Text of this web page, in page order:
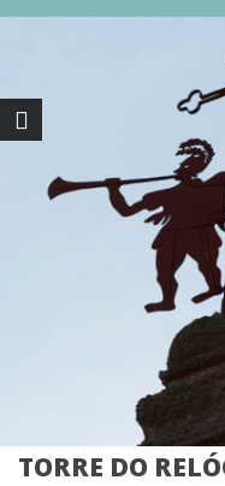
TORRE DO